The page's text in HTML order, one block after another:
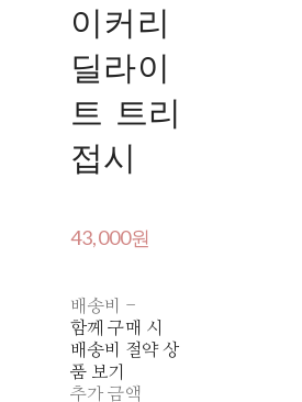
이커리
딜라이
트 트리
접시
43,000원
배송비 -
함께 구매 시
배송비 절약 상
품 보기
추가 금액